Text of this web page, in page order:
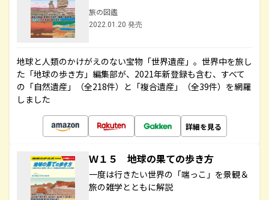
旅の図鑑
2022.01.20 発売
地球と人類のかけがえのない宝物「世界遺産」。世界中を旅し
た「地球の歩き方」編集部が、2021年新登録も含む、すべて
の「自然遺産」（全218件）と「複合遺産」（全39件）を網羅
しました
詳細を見る
Ｗ１５ 地球の果ての歩き方
一度は行きたい世界の「端っこ」を景観＆
旅の雑学とともに解説